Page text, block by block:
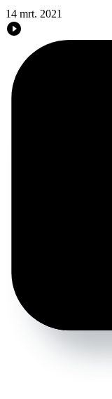
14 mrt. 2021